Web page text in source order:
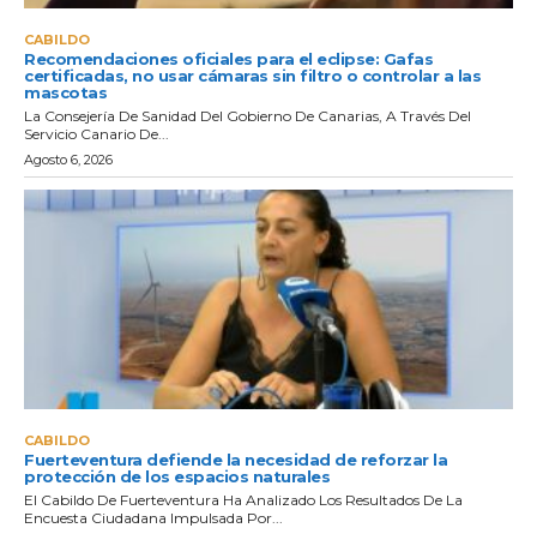
CABILDO
Recomendaciones oficiales para el eclipse: Gafas
certificadas, no usar cámaras sin filtro o controlar a las
mascotas
La Consejería De Sanidad Del Gobierno De Canarias, A Través Del
Servicio Canario De...
Agosto 6, 2026
CABILDO
Fuerteventura defiende la necesidad de reforzar la
protección de los espacios naturales
El Cabildo De Fuerteventura Ha Analizado Los Resultados De La
Encuesta Ciudadana Impulsada Por...